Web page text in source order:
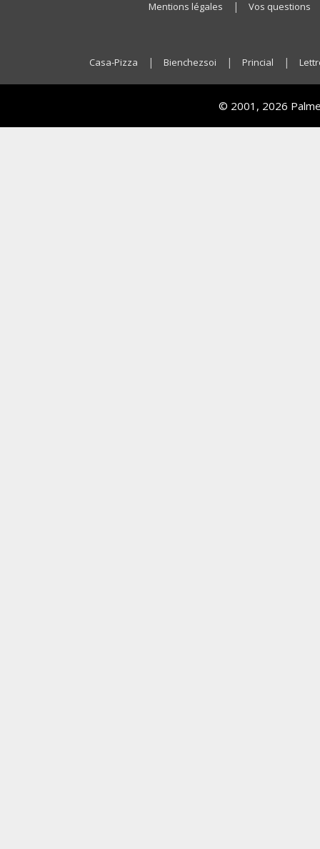
Mentions légales | Vos questions
Casa-Pizza | Bienchezsoi | Princial |
© 2001, 2026